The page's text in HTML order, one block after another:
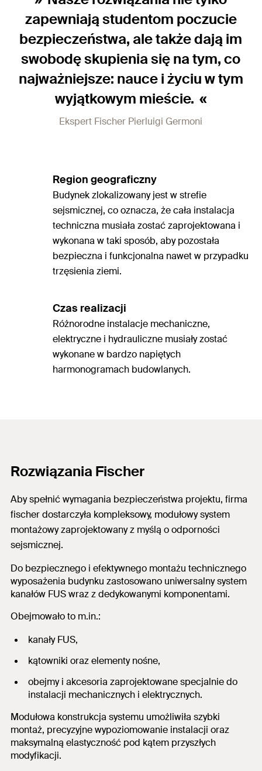
zapewniają studentom poczucie
bezpieczeństwa, ale także dają im
swobodę skupienia się na tym, co
najważniejsze: nauce i życiu w tym
wyjątkowym mieście.
Ekspert Fischer Pierluigi Germoni
Region geograficzny
Budynek zlokalizowany jest w strefie
sejsmicznej, co oznacza, że cała instalacja
techniczna musiała zostać zaprojektowana i
wykonana w taki sposób, aby pozostała
bezpieczna i funkcjonalna nawet w przypadku
trzęsienia ziemi.
Czas realizacji
Różnorodne instalacje mechaniczne,
elektryczne i hydrauliczne musiały zostać
wykonane w bardzo napiętych
harmonogramach budowlanych.
Rozwiązania Fischer
Aby spełnić wymagania bezpieczeństwa projektu, firma
fischer dostarczyła kompleksowy, modułowy system
montażowy zaprojektowany z myślą o odporności
sejsmicznej.
Do bezpiecznego i efektywnego montażu technicznego
wyposażenia budynku zastosowano uniwersalny system
kanałów FUS wraz z dedykowanymi komponentami.
Obejmowało to m.in.:
kanały FUS,
kątowniki oraz elementy nośne,
obejmy i akcesoria zaprojektowane specjalnie do
instalacji mechanicznych i elektrycznych.
Modułowa konstrukcja systemu umożliwiła szybki
montaż, precyzyjne wypoziomowanie instalacji oraz
maksymalną elastyczność pod kątem przyszłych
modyfikacji.